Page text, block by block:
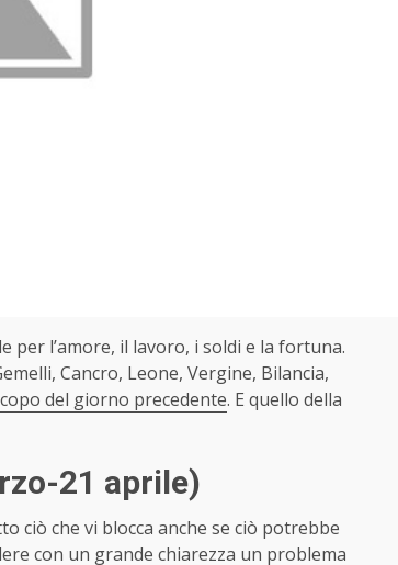
per l’amore, il lavoro, i soldi e la fortuna.
Cancro, Leone, Vergine, Bilancia,
del giorno precedente. E quello della
21 aprile)
ciò che vi blocca anche se ciò potrebbe
con un grande chiarezza un problema